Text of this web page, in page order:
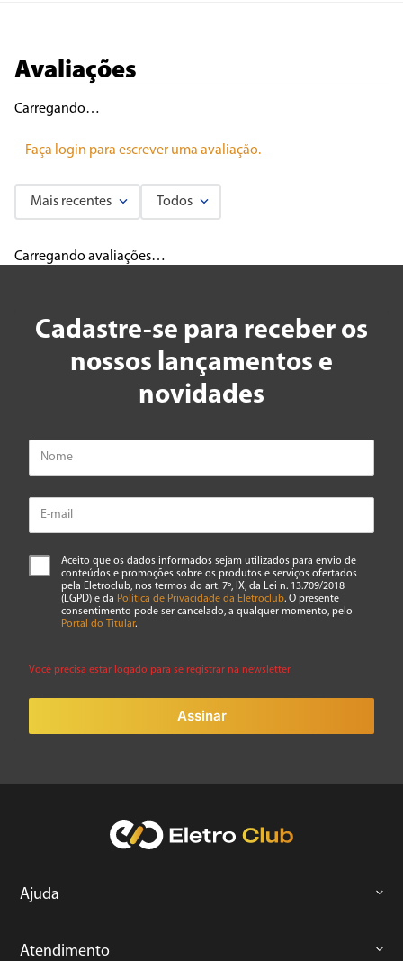
Avaliações
Carregando…
Faça login para escrever uma avaliação.
Mais recentes Todos
Carregando avaliações…
Cadastre-se para receber os
nossos lançamentos e
novidades
Aceito que os dados informados sejam utilizados para envio de
conteúdos e promoções sobre os produtos e serviços ofertados
pela Eletroclub, nos termos do art. 7º, IX, da Lei n. 13.709/2018
(LGPD) e da Política de Privacidade da Eletroclub. O presente
consentimento pode ser cancelado, a qualquer momento, pelo
Portal do Titular.
Você precisa estar logado para se registrar na newsletter
Assinar
Ajuda
Atendimento